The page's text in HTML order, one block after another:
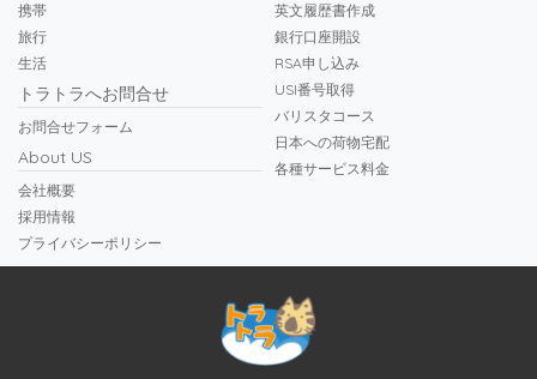
携帯
旅行
生活
トラトラへお問合せ
お問合せフォーム
About US
会社概要
採用情報
プライバシーポリシー
英文履歴書作成
銀行口座開設
RSA申し込み
USI番号取得
バリスタコース
日本への荷物宅配
各種サービス料金